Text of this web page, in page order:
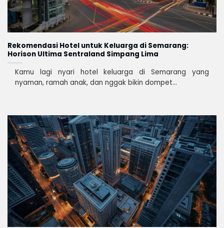
Rekomendasi Hotel untuk Keluarga di Semarang:
Horison Ultima Sentraland Simpang Lima
Kamu lagi nyari hotel keluarga di Semarang yang
nyaman, ramah anak, dan nggak bikin dompet...